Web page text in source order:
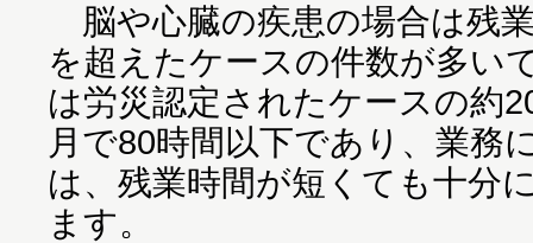
脳や心臓の疾患の場合は残
を超えたケースの件数が多い
は労災認定されたケースの約
月で80時間以下であり、業務
は、残業時間が短くても十分
ます。